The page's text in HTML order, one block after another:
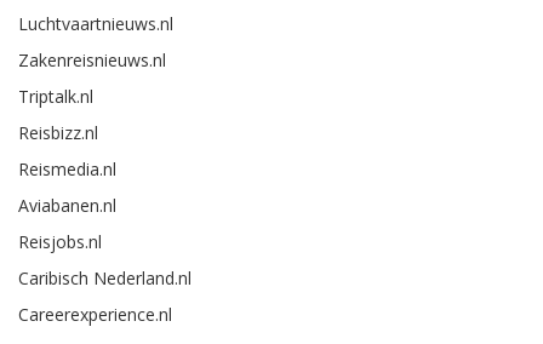
Luchtvaartnieuws.nl
Zakenreisnieuws.nl
Triptalk.nl
Reisbizz.nl
Reismedia.nl
Aviabanen.nl
Reisjobs.nl
Caribisch Nederland.nl
Careerexperience.nl